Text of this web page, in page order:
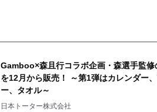
Gamboo×森且行コラボ企画・森選手監修
を12月から販売！ ～第1弾はカレンダー
ー、タオル～
日本トーター株式会社